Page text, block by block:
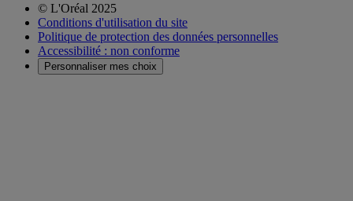
© L'Oréal 2025
Conditions d'utilisation du site
Politique de protection des données personnelles
Accessibilité : non conforme
Personnaliser mes choix